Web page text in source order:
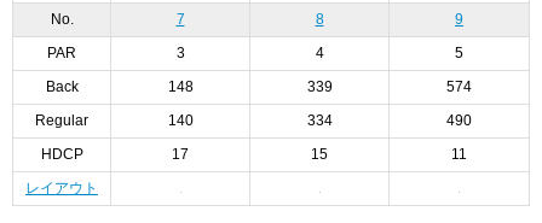
No. 7 8 9
PAR 3 4 5
Back 148 339 574
Regular 140 334 490
HDCP 17 15 11
レイアウト